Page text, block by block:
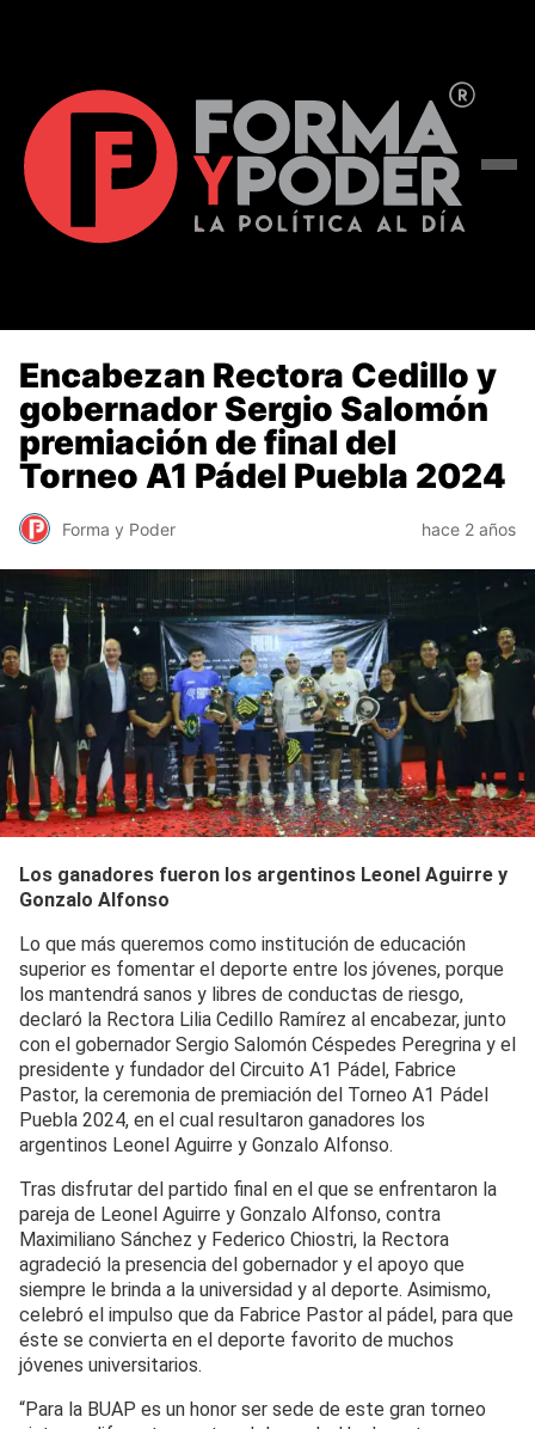
Encabezan Rectora Cedillo y
gobernador Sergio Salomón
premiación de final del
Torneo A1 Pádel Puebla 2024
Forma y Poder hace 2 años
Los ganadores fueron los argentinos Leonel Aguirre y
Gonzalo Alfonso
Lo que más queremos como institución de educación
superior es fomentar el deporte entre los jóvenes, porque
los mantendrá sanos y libres de conductas de riesgo,
declaró la Rectora Lilia Cedillo Ramírez al encabezar, junto
con el gobernador Sergio Salomón Céspedes Peregrina y el
presidente y fundador del Circuito A1 Pádel, Fabrice
Pastor, la ceremonia de premiación del Torneo A1 Pádel
Puebla 2024, en el cual resultaron ganadores los
argentinos Leonel Aguirre y Gonzalo Alfonso.
Tras disfrutar del partido final en el que se enfrentaron la
pareja de Leonel Aguirre y Gonzalo Alfonso, contra
Maximiliano Sánchez y Federico Chiostri, la Rectora
agradeció la presencia del gobernador y el apoyo que
siempre le brinda a la universidad y al deporte. Asimismo,
celebró el impulso que da Fabrice Pastor al pádel, para que
éste se convierta en el deporte favorito de muchos
jóvenes universitarios.
“Para la BUAP es un honor ser sede de este gran torneo